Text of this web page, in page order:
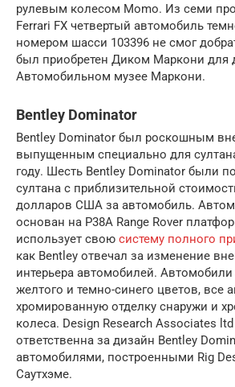
рулевым колесом Momo. Из семи
Ferrari FX четвертый автомобиль
номером шасси 103396 не смог
был приобретен Диком Маркони для
Автомобильном музее Маркони.
Bentley Dominator
Bentley Dominator был роскошным
выпущенным специально для
году. Шесть Bentley Dominator были
султана с приблизительной
долларов США за автомобиль.
основан на P38A Range Rover
использует свою систему полного
как Bentley отвечал за изменение
интерьера автомобилей.
желтого и темно-синего цветов, все
хромированную отделку снаружи и
колеса. Design Research Associates
ответственна за дизайн Bentley
автомобилями, построенными Rig
Саутхэме.